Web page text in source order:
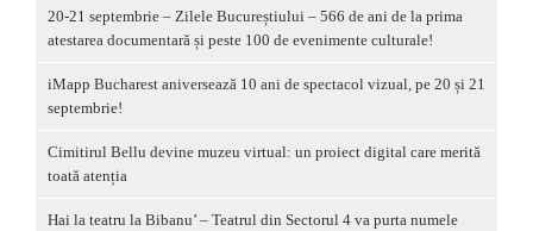
20-21 septembrie – Zilele Bucureștiului – 566 de ani de la prima
atestarea documentară și peste 100 de evenimente culturale!
iMapp Bucharest aniversează 10 ani de spectacol vizual, pe 20 și 21
septembrie!
Cimitirul Bellu devine muzeu virtual: un proiect digital care merită
toată atenția
Hai la teatru la Bibanu’ – Teatrul din Sectorul 4 va purta numele